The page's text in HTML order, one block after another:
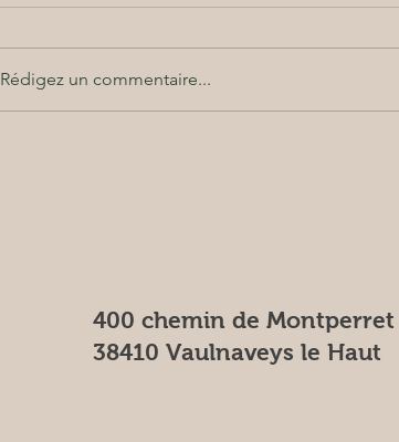
Rédigez un commentaire...
400 chemin de Montperret
38410 Vaulnaveys le Haut